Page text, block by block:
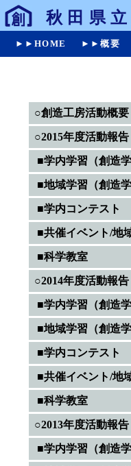
秋田県
►►HOME ►►概要
○創造工房活動概要
○2015年度活動報告
■学内学習（創造学
■地域学習（創造学
■学内コンテスト
■共催イベント/地
■科学教室
○2014年度活動報告
■学内学習（創造学
■地域学習（創造学
■学内コンテスト
■共催イベント/地
■科学教室
○2013年度活動報告
■学内学習（創造学